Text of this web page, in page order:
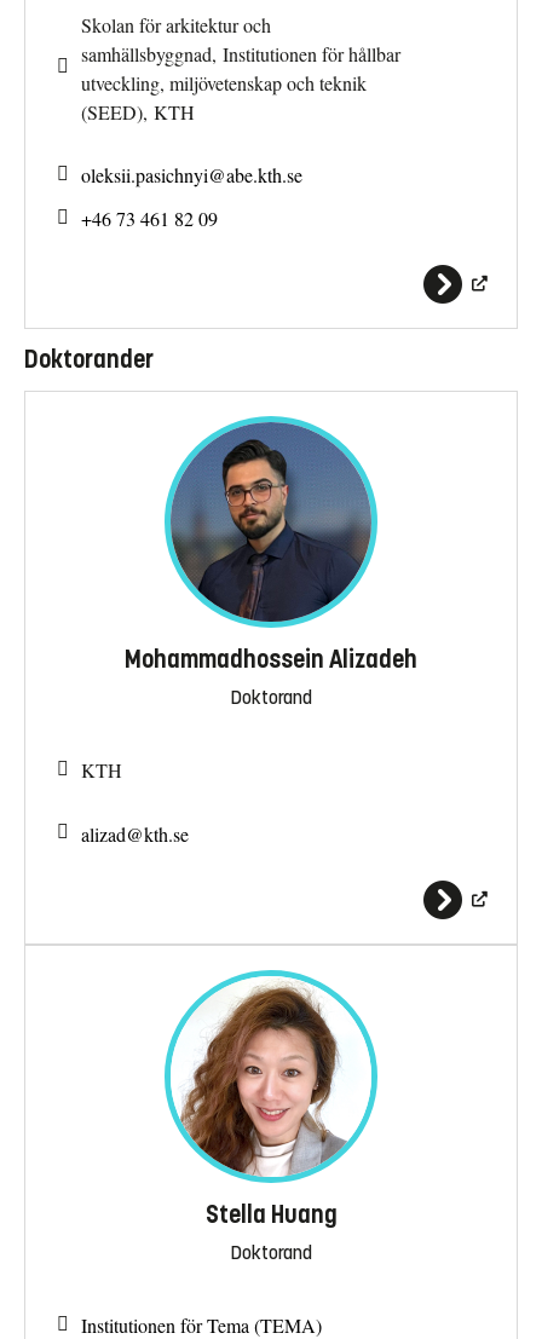
Skolan för arkitektur och
samhällsbyggnad, Institutionen för hållbar
utveckling, miljövetenskap och teknik
(SEED), KTH
oleksii.pasichnyi@abe.kth.se
+46 73 461 82 09
Doktorander
Mohammadhossein Alizadeh
Doktorand
KTH
alizad@kth.se
Stella Huang
Doktorand
Institutionen för Tema (TEMA)